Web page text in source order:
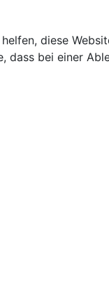
diese
dass bei einer